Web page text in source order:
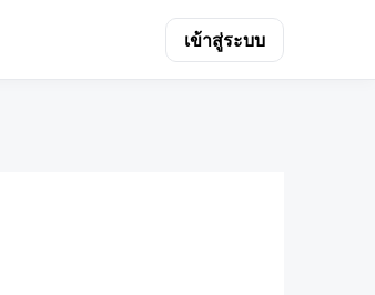
เข้าสู่ระบบ